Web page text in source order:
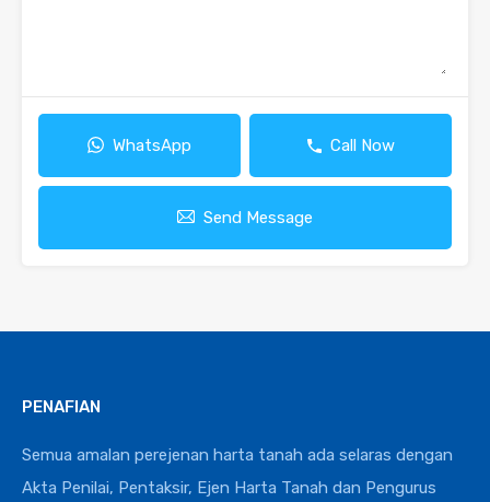
WhatsApp Call Now
Send Message
PENAFIAN
Semua amalan perejenan harta tanah ada selaras dengan
Akta Penilai, Pentaksir, Ejen Harta Tanah dan Pengurus